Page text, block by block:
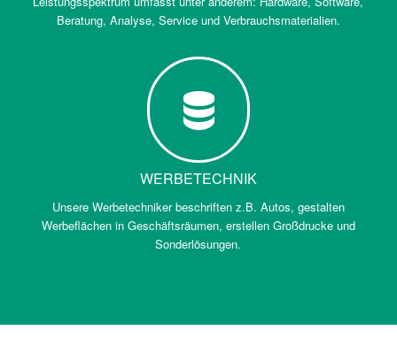
Beratung, Analyse, Service und Verbrauchsmaterialien.
WERBETECHNIK
Unsere Werbetechniker beschriften z.B. Autos, gestalten
Werbeflächen in Geschäftsräumen, erstellen Großdrucke und
Sonderlösungen.